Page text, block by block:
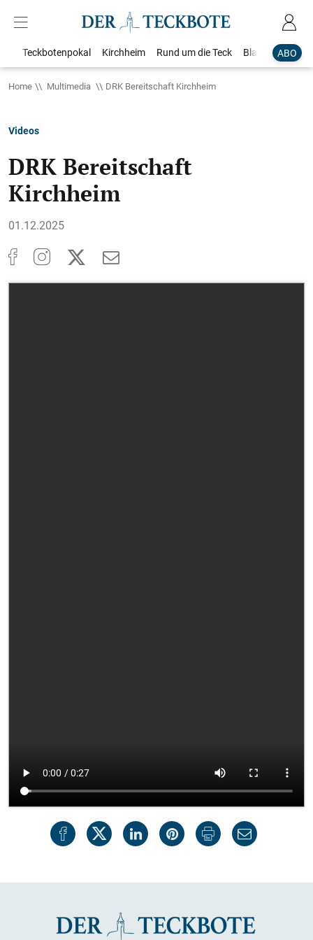
ABO
Teckbotenpokal Kirchheim Rund um die Teck Blaulicht
Home Multimedia DRK Bereitschaft Kirchheim
Videos
DRK Bereitschaft
Kirchheim
01.12.2025